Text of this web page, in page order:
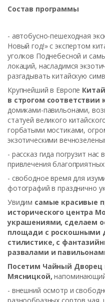
Состав программы
- автобусно-пешеходная
Новый год!» с экспертом
уголков Поднебесной и
локаций, насладимся
разгадывать китайскую
Крупнейший в Европе
в строгом
домиками-павильонами,
статуей великого
горбатыми мостиками,
экзотическими
- рассказ гида погрузит
привлечения
- свободное время для
фотографий в празднично
Увидим самые красивые
исторического центра
украшениями, сделаем
площади с роскошными
стилистике, с
развалами и
Посетим Чайный Дворец
Мясницкой,
- внешний осмотр и